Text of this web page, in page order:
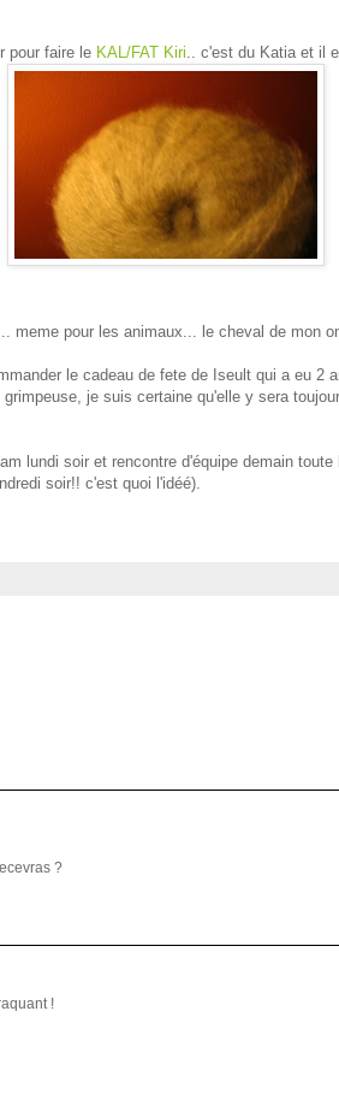
pour faire le KAL/FAT Kiri.. c'est du Katia et il
meme pour les animaux... le cheval de mon
le cadeau de fete de Iseult qui a eu 2
je suis certaine qu'elle y sera
lundi soir et rencontre d'équipe demain
soir!! c'est quoi l'idéé).
?
!